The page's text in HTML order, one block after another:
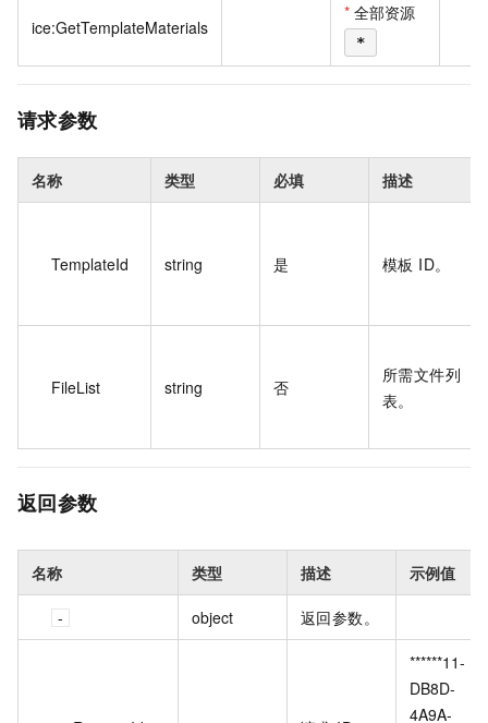
ice:GetTemplateMaterials
* 全部资源
*
请求参数
名称 类型 必填 描述
TemplateId string 是 模板 ID。
FileList string 否
所需文件列
表。
返回参数
名称 类型 描述 示例值
object 返回参数。
******11-
DB8D-
4A9A-